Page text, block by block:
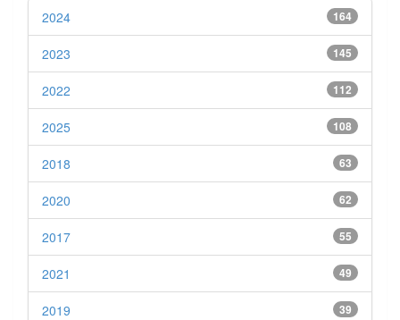
164
2024
145
2023
112
2022
108
2025
63
2018
62
2020
55
2017
49
2021
39
2019